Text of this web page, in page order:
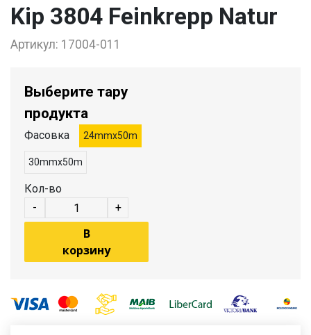
Kip 3804 Feinkrepp Natur
Артикул: 17004-011
Выберите тару
продукта
Фасовка 24mmx50m
30mmx50m
Кол-во
-
+
В
корзину